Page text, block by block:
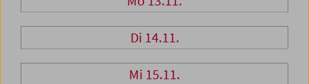
Di 14.11.
Mi 15.11.